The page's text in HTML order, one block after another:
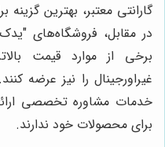
گارانتی معتبر، بهترین
در مقابل، فروشگاه‌های
برخی از موارد قیمت
غیراورجینال را نیز عرضه
خدمات مشاوره تخصصی
برای محصولات خود ندارند.